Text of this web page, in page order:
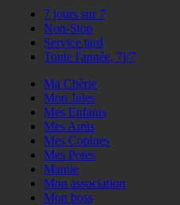
7 jours sur 7
Non-Stop
Service tard
Toute l'année, 7j/7
Ma Chérie
Mon Jules
Mes Enfants
Mes Amis
Mes Copines
Mes Potes
Mamie
Mon association
Mon boss